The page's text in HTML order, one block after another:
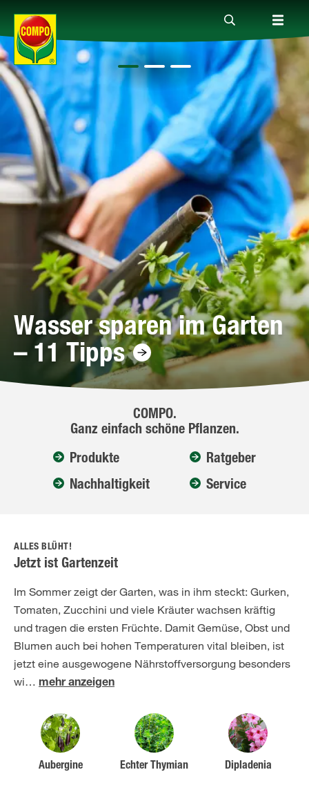
Produkte
Ratgeber
Themenwelten
Service
Unternehmen
Wasser sparen im Garten
– 11 Tipps
COMPO.
Ganz einfach schöne Pflanzen.
Produkte
Ratgeber
Nachhaltigkeit
Service
ALLES BLÜHT!
Jetzt ist Gartenzeit
Im Sommer zeigt der Garten, was in ihm steckt: Gurken,
Tomaten, Zucchini und viele Kräuter wachsen kräftig
und tragen die ersten Früchte. Damit Gemüse, Obst und
Blumen auch bei hohen Temperaturen vital bleiben, ist
jetzt eine ausgewogene Nährstoffversorgung besonders
wi… mehr anzeigen
Aubergine Echter Thymian Dipladenia